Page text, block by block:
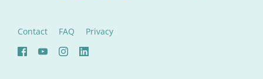
Contact FAQ Privacy